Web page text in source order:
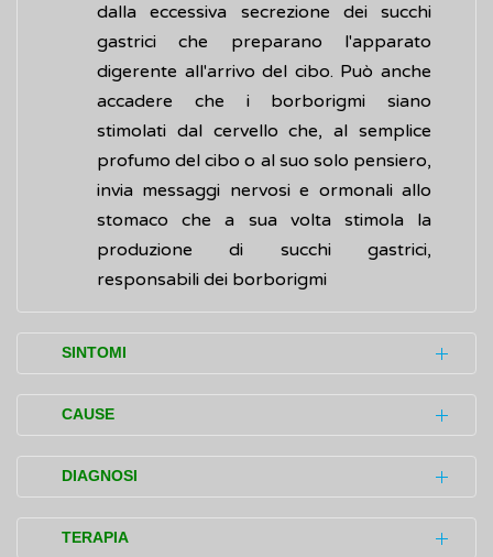
dalla eccessiva secrezione dei succhi
gastrici che preparano l'apparato
digerente all'arrivo del cibo. Può anche
accadere che i borborigmi siano
stimolati dal cervello che, al semplice
profumo del cibo o al suo solo pensiero,
invia messaggi nervosi e ormonali allo
stomaco che a sua volta stimola la
produzione di succhi gastrici,
responsabili dei borborigmi
SINTOMI
Benché i borborigmi siano rumori del tutto
naturali, la loro presenza continua e
l'intensità del loro suono possono anche
essere associati ad alcunemalattie
infiammatorie
CAUSE
Generalmente, i borborigmi intestinali sono
un fenomeno del tutto naturale collegato al
movimento del cibo e alla presenza di aria
DIAGNOSI
In caso di gorgoglii addominali rumorosi,
TERAPIA